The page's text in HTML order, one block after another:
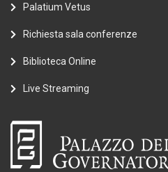
Palatium Vetus
Richiesta sala conferenze
Biblioteca Online
Live Streaming